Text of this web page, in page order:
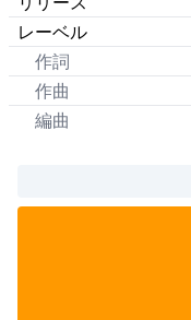
レーベル
作詞
作曲
編曲